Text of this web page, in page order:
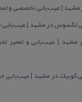
مشهد | عیب‌یابی تخصصی و
لكسوس در مشهد | عیب‌یابی
مشهد | عیب‌یابی و